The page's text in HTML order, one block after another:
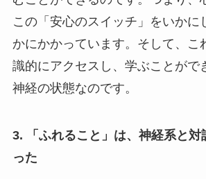
この「安心のスイッチ」をいかに
かにかかっています。そして、こ
識的にアクセスし、学ぶことがで
神経の状態なのです。
3. 「ふれること」は、神経系と対
った